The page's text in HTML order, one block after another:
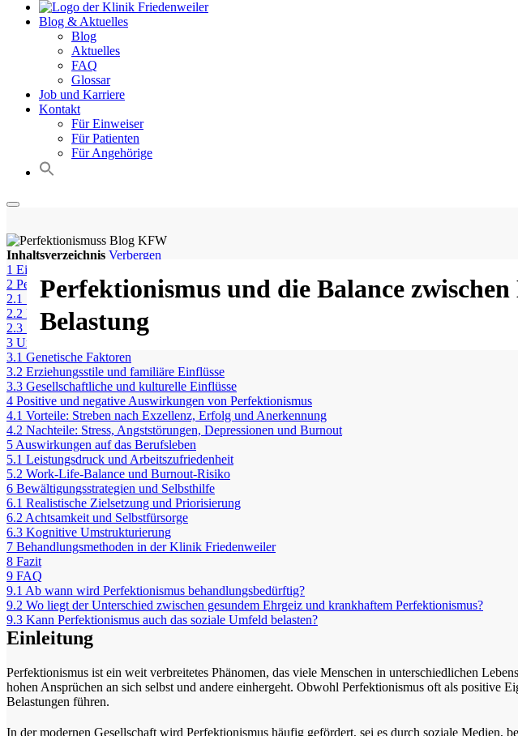
Blog & Aktuelles
Blog
Aktuelles
FAQ
Glossar
Job und Karriere
Kontakt
Für Einweiser
Für Patienten
Für Angehörige
Perfektionismus und die Balance
Belastung
Inhaltsverzeichnis Verbergen
1 Einleitung
2 Perfektionismus: Definition und Formen
2.1
Selbstorientierter Perfektionismus
2.2 Fremdorientierter Perfektionismus
2.3
Sozial vorgeschriebener Perfektionismus
3 Ursachen von Perfektionismus
3.1 Genetische Faktoren
3.2 Erziehungsstile und familiäre Einflüsse
3.3 Gesellschaftliche und kulturelle Einflüsse
4 Positive und negative Auswirkungen von Perfektionismus
4.1 Vorteile: Streben nach Exzellenz, Erfolg und Anerkennung
4.2 Nachteile: Stress, Angststörungen, Depressionen und Burnout
5 Auswirkungen auf das Berufsleben
5.1 Leistungsdruck und Arbeitszufriedenheit
5.2 Work-Life-Balance und Burnout-Risiko
6 Bewältigungsstrategien und Selbsthilfe
6.1 Realistische Zielsetzung und Priorisierung
6.2 Achtsamkeit und Selbstfürsorge
6.3 Kognitive Umstrukturierung
7 Behandlungsmethoden in der Klinik Friedenweiler
8 Fazit
9 FAQ
9.1 Ab wann wird Perfektionismus behandlungsbedürftig?
9.2 Wo liegt der Unterschied zwischen gesundem Ehrgeiz und krankhaftem Perfektionismus?
9.3 Kann Perfektionismus auch das soziale Umfeld belasten?
Einleitung
Perfektionismus ist ein weit verbreitetes Phänomen, das viele Menschen in unterschiedlichen
hohen Ansprüchen an sich selbst und andere einhergeht. Obwohl Perfektionismus oft als positive
Belastungen führen.
In der modernen Gesellschaft wird Perfektionismus häufig gefördert, sei es durch soziale Medien,